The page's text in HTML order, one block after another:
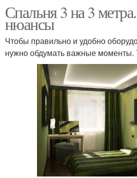
Спальня 3 на 3
нюансы
Чтобы правильно и удобно
нужно обдумать важные моменты.